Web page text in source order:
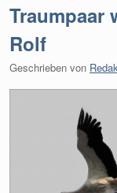
Traumpaar
Rolf
Geschrieben von